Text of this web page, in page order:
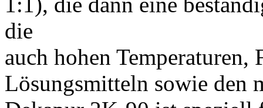
die
auch hohen
Lösungsmitteln sowie den